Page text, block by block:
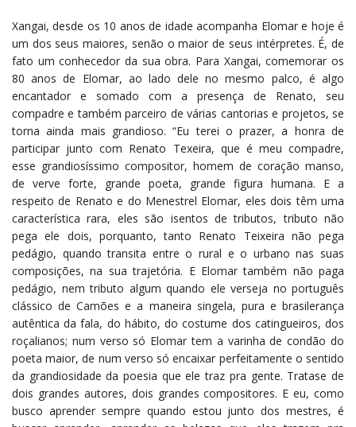
Xangai, desde os 10 anos de idade acompanha Elomar e hoje é
um dos seus maiores, senão o maior de seus intérpretes. É, de
fato um conhecedor da sua obra. Para Xangai, comemorar os
80 anos de Elomar, ao lado dele no mesmo palco, é algo
encantador e somado com a presença de Renato, seu
compadre e também parceiro de várias cantorias e projetos, se
torna ainda mais grandioso. “Eu terei o prazer, a honra de
participar junto com Renato Texeira, que é meu compadre,
esse grandiosíssimo compositor, homem de coração manso,
de verve forte, grande poeta, grande figura humana. E a
respeito de Renato e do Menestrel Elomar, eles dois têm uma
característica rara, eles são isentos de tributos, tributo não
pega ele dois, porquanto, tanto Renato Teixeira não pega
pedágio, quando transita entre o rural e o urbano nas suas
composições, na sua trajetória. E Elomar também não paga
pedágio, nem tributo algum quando ele verseja no português
clássico de Camões e a maneira singela, pura e brasilerança
autêntica da fala, do hábito, do costume dos catingueiros, dos
roçalianos; num verso só Elomar tem a varinha de condão do
poeta maior, de num verso só encaixar perfeitamente o sentido
da grandiosidade da poesia que ele traz pra gente. Tratase de
dois grandes autores, dois grandes compositores. E eu, como
busco aprender sempre quando estou junto dos mestres, é